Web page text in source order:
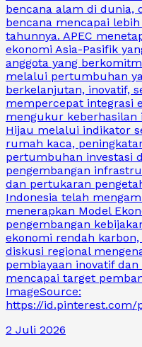
bencana alam di dunia,
bencana mencapai
tahunnya. APEC
ekonomi Asia-Pasifik
anggota yang
melalui pertumbuhan
berkelanjutan, inovatif,
mempercepat integrasi
mengukur keberhasilan
Hijau melalui indikator
rumah kaca,
pertumbuhan investasi
pengembangan
dan pertukaran
Indonesia telah
menerapkan Model
pengembangan
ekonomi rendah
diskusi regional
pembiayaan inovatif
mencapai target
ImageSource:
https://id.pinterest.com/
2 Juli 2026